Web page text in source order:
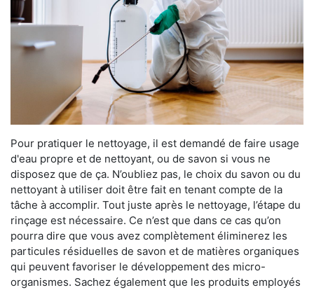
Pour pratiquer le nettoyage, il est demandé de faire usage
d'eau propre et de nettoyant, ou de savon si vous ne
disposez que de ça. N’oubliez pas, le choix du savon ou du
nettoyant à utiliser doit être fait en tenant compte de la
tâche à accomplir. Tout juste après le nettoyage, l’étape du
rinçage est nécessaire. Ce n’est que dans ce cas qu’on
pourra dire que vous avez complètement éliminerez les
particules résiduelles de savon et de matières organiques
qui peuvent favoriser le développement des micro-
organismes. Sachez également que les produits employés